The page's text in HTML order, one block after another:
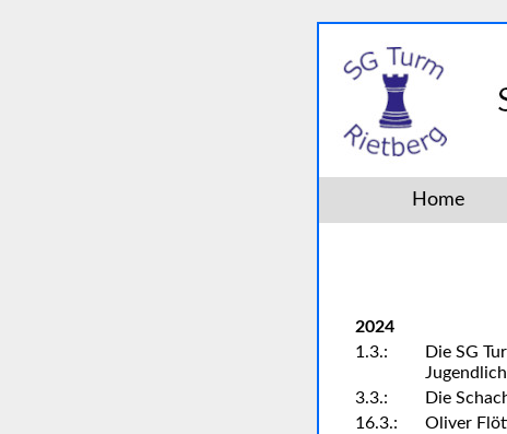
Home
2024
1.3.:
Die SG
3.3.:
Die
16.3.:
Oliver